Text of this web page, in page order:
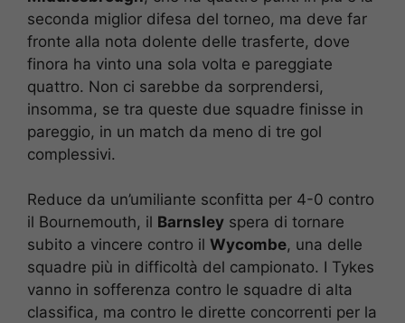
seconda miglior difesa del torneo, ma deve far
fronte alla nota dolente delle trasferte, dove
finora ha vinto una sola volta e pareggiate
quattro. Non ci sarebbe da sorprendersi,
insomma, se tra queste due squadre finisse in
pareggio, in un match da meno di tre gol
complessivi.
Reduce da un’umiliante sconfitta per 4-0 contro
il Bournemouth, il Barnsley spera di tornare
subito a vincere contro il Wycombe, una delle
squadre più in difficoltà del campionato. I Tykes
vanno in sofferenza contro le squadre di alta
classifica, ma contro le dirette concorrenti per la